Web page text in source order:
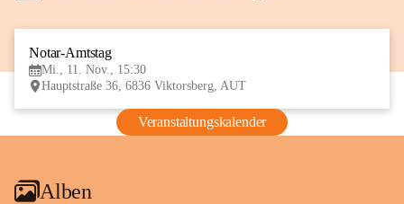
Notar-Amtstag
Mi., 11. Nov., 15:30
Hauptstraße 36, 6836 Viktorsberg, AUT
Veranstaltungskalender
Alben